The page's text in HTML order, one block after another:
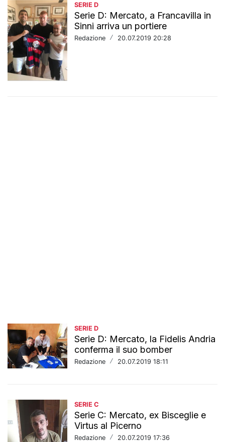
SERIE D
Serie D: Mercato, a Francavilla in
Sinni arriva un portiere
Redazione / 20.07.2019 20:28
SERIE D
Serie D: Mercato, la Fidelis Andria
conferma il suo bomber
Redazione / 20.07.2019 18:11
SERIE C
Serie C: Mercato, ex Bisceglie e
Virtus al Picerno
Redazione / 20.07.2019 17:36